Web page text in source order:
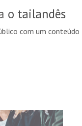
o tailandês
com um conteúdo